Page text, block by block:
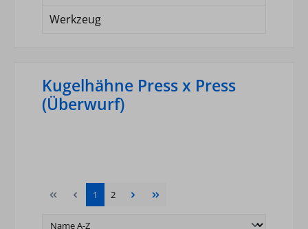
Werkzeug
Kugelhähne Press x Press
(Überwurf)
Seite
1 Seite
2